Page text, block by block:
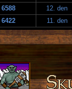
6588
12. den
6422 11. den